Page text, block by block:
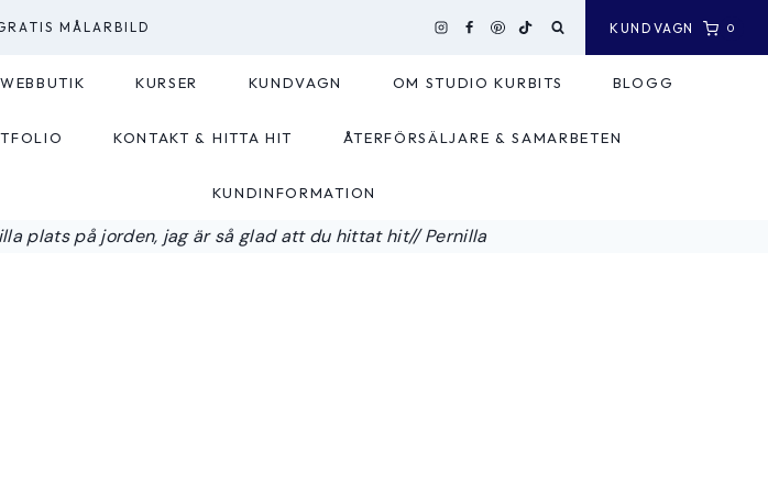
MÅLARBILD KUNDVAGN 0
WEBBUTIK KURSER KUNDVAGN OM STUDIO KURBITS BLOGG
KONTAKT & HITTA HIT ÅTERFÖRSÄLJARE & SAMARBETEN
KUNDINFORMATION
plats på jorden, jag är så glad att du hittat hit// Pernilla